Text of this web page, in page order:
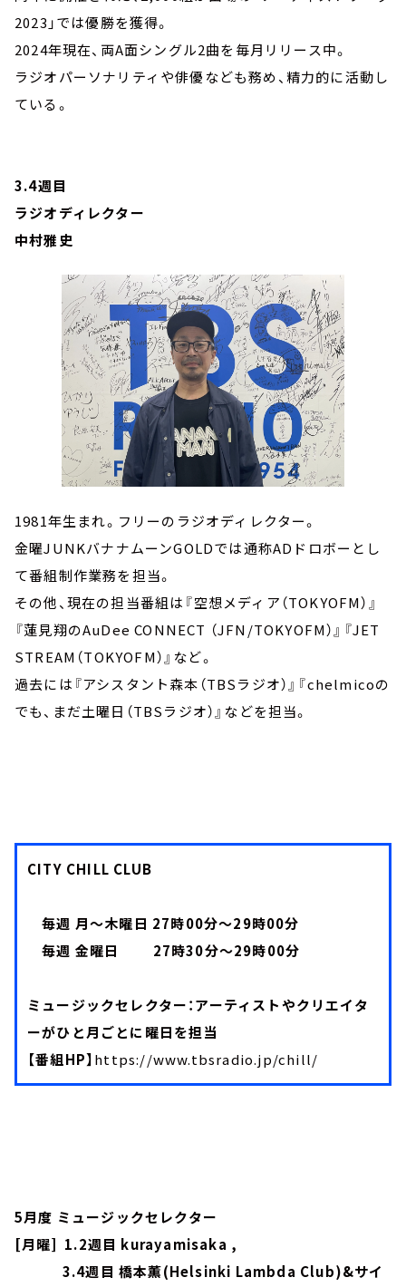
2023」では優勝を獲得。
2024年現在、両A面シングル2曲を毎月リリース中。
ラジオパーソナリティや俳優なども務め、精力的に活動し
ている。
3.4週目
ラジオディレクター
中村雅史
1981年生まれ。フリーのラジオディレクター。
金曜JUNKバナナムーンGOLDでは通称ADドロボーとし
て番組制作業務を担当。
その他、現在の担当番組は『空想メディア（TOKYOFM）』
『蓮見翔のAuDee CONNECT （JFN/TOKYOFM）』『JET
STREAM（TOKYOFM）』など。
過去には『アシスタント森本（TBSラジオ）』『chelmicoの
でも、まだ土曜日（TBSラジオ）』などを担当。
CITY CHILL CLUB
毎週 月～木曜日 27時00分～29時00分
毎週 金曜日 27時30分～29時00分
ミュージックセレクター：アーティストやクリエイタ
ーがひと月ごとに曜日を担当
【番組HP】https://www.tbsradio.jp/chill/
5月度 ミュージックセレクター
[月曜] 1.2週目 kurayamisaka ,
3.4週目 橋本薫(Helsinki Lambda Club)&サイ